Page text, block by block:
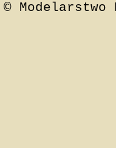
Modelarstwo